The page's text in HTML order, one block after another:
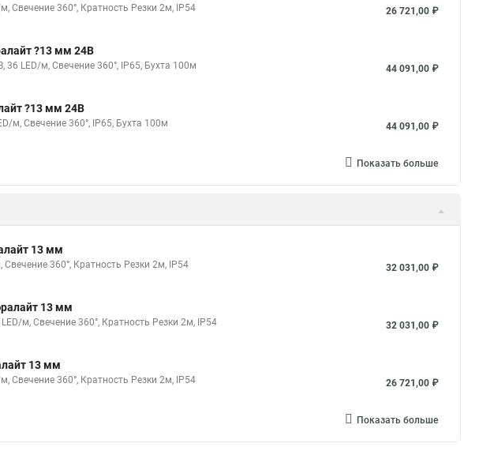
360°, Кратность Резки 2м, IP54 26 721,00 ₽
?13 мм 24В
LED/м, Свечение 360°, IP65, Бухта 100м 44 091,00 ₽
?13 мм 24В
м, Свечение 360°, IP65, Бухта 100м 44 091,00 ₽
Показать больше
13 мм
360°, Кратность Резки 2м, IP54 32 031,00 ₽
13 мм
м, Свечение 360°, Кратность Резки 2м, IP54 32 031,00 ₽
13 мм
360°, Кратность Резки 2м, IP54 26 721,00 ₽
Показать больше